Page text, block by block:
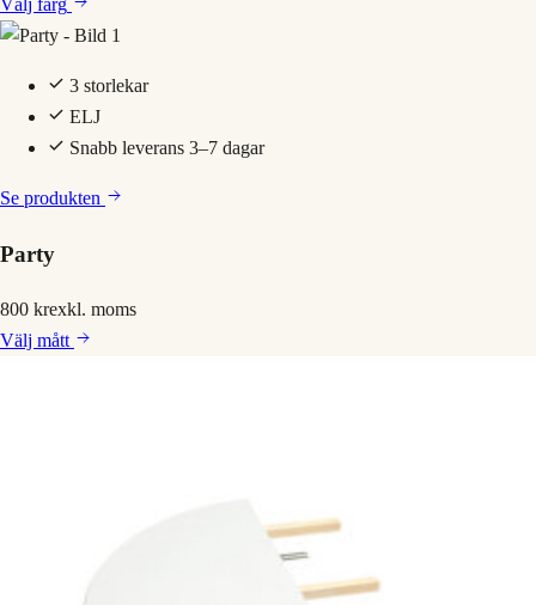
3 storlekar
ELJ
Snabb leverans 3–7 dagar
Se produkten
Party
800 krexkl. moms
Välj mått